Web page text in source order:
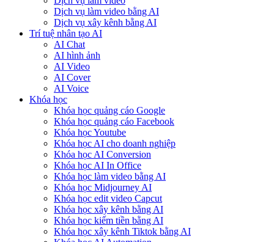
Dịch vụ làm video bằng AI
Dịch vụ xây kênh bằng AI
Trí tuệ nhân tạo AI
AI Chat
AI hình ảnh
AI Video
AI Cover
AI Voice
Khóa học
Khóa học quảng cáo Google
Khóa học quảng cáo Facebook
Khóa học Youtube
Khóa học AI cho doanh nghiệp
Khóa học AI Conversion
Khóa học AI In Office
Khóa học làm video bằng AI
Khóa học Midjourney AI
Khóa học edit video Capcut
Khóa học xây kênh bằng AI
Khóa học kiếm tiền bằng AI
Khóa học xây kênh Tiktok bằng AI